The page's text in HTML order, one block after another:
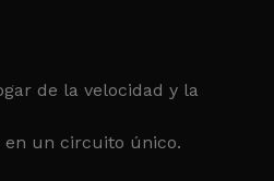
de la velocidad y la
en un circuito único.